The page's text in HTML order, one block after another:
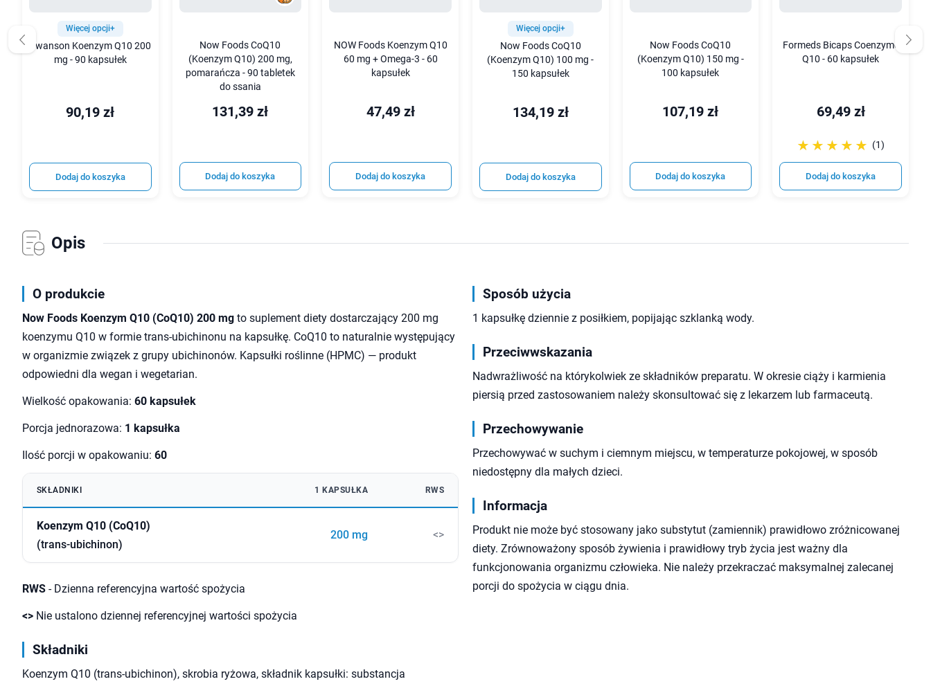
Więcej opcji+
Swanson Koenzym Q10 200
mg - 90 kapsułek
90,19 zł
Dodaj do koszyka
Now Foods CoQ10
(Koenzym Q10) 200 mg,
pomarańcza - 90 tabletek
do ssania
131,39 zł
Dodaj do koszyka
NOW Foods Koenzym Q10
60 mg + Omega-3 - 60
kapsułek
47,49 zł
Dodaj do koszyka
Więcej opcji+
Now Foods CoQ10
(Koenzym Q10) 100 mg -
150 kapsułek
134,19 zł
Dodaj do koszyka
Now Foods CoQ10
(Koenzym Q10) 150 mg -
100 kapsułek
107,19 zł
Dodaj do koszyka
Formeds Bicaps Coenzyme
Q10 - 60 kapsułek
69,49 zł
☆☆☆☆☆
★★★★★ (1)
Dodaj do koszyka
Opis
O produkcie
Now Foods Koenzym Q10 (CoQ10) 200 mg to suplement diety dostarczający 200 mg
koenzymu Q10 w formie trans-ubichinonu na kapsułkę. CoQ10 to naturalnie występujący
w organizmie związek z grupy ubichinonów. Kapsułki roślinne (HPMC) — produkt
odpowiedni dla wegan i wegetarian.
Wielkość opakowania: 60 kapsułek
Porcja jednorazowa: 1 kapsułka
Ilość porcji w opakowaniu: 60
SKŁADNIKI 1 KAPSUŁKA RWS
Koenzym Q10 (CoQ10)
(trans-ubichinon)
200 mg <>
RWS - Dzienna referencyjna wartość spożycia
<> Nie ustalono dziennej referencyjnej wartości spożycia
Składniki
Koenzym Q10 (trans-ubichinon), skrobia ryżowa, składnik kapsułki: substancja
Sposób użycia
1 kapsułkę dziennie z posiłkiem, popijając szklanką wody.
Przeciwwskazania
Nadwrażliwość na którykolwiek ze składników preparatu. W okresie ciąży i karmienia
piersią przed zastosowaniem należy skonsultować się z lekarzem lub farmaceutą.
Przechowywanie
Przechowywać w suchym i ciemnym miejscu, w temperaturze pokojowej, w sposób
niedostępny dla małych dzieci.
Informacja
Produkt nie może być stosowany jako substytut (zamiennik) prawidłowo zróżnicowanej
diety. Zrównoważony sposób żywienia i prawidłowy tryb życia jest ważny dla
funkcjonowania organizmu człowieka. Nie należy przekraczać maksymalnej zalecanej
porcji do spożycia w ciągu dnia.